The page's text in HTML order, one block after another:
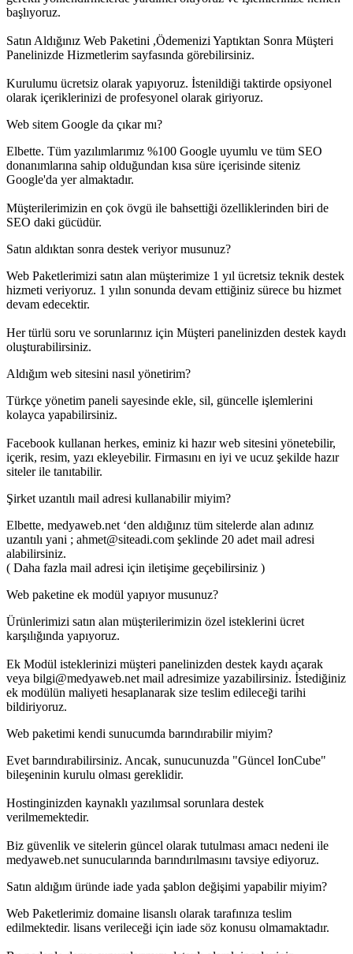
başlıyoruz.
Satın Aldığınız Web Paketini ,Ödemenizi Yaptıktan Sonra Müşteri
Panelinizde Hizmetlerim sayfasında görebilirsiniz.
Kurulumu ücretsiz olarak yapıyoruz. İstenildiği taktirde opsiyonel
olarak içeriklerinizi de profesyonel olarak giriyoruz.
Web sitem Google da çıkar mı?
Elbette. Tüm yazılımlarımız %100 Google uyumlu ve tüm SEO
donanımlarına sahip olduğundan kısa süre içerisinde siteniz
Google'da yer almaktadır.
Müşterilerimizin en çok övgü ile bahsettiği özelliklerinden biri de
SEO daki gücüdür.
Satın aldıktan sonra destek veriyor musunuz?
Web Paketlerimizi satın alan müşterimize 1 yıl ücretsiz teknik destek
hizmeti veriyoruz. 1 yılın sonunda devam ettiğiniz sürece bu hizmet
devam edecektir.
Her türlü soru ve sorunlarınız için Müşteri panelinizden destek kaydı
oluşturabilirsiniz.
Aldığım web sitesini nasıl yönetirim?
Türkçe yönetim paneli sayesinde ekle, sil, güncelle işlemlerini
kolayca yapabilirsiniz.
Facebook kullanan herkes, eminiz ki hazır web sitesini yönetebilir,
içerik, resim, yazı ekleyebilir. Firmasını en iyi ve ucuz şekilde hazır
siteler ile tanıtabilir.
Şirket uzantılı mail adresi kullanabilir miyim?
Elbette, medyaweb.net ‘den aldığınız tüm sitelerde alan adınız
uzantılı yani ; ahmet@siteadi.com şeklinde 20 adet mail adresi
alabilirsiniz.
( Daha fazla mail adresi için iletişime geçebilirsiniz )
Web paketine ek modül yapıyor musunuz?
Ürünlerimizi satın alan müşterilerimizin özel isteklerini ücret
karşılığında yapıyoruz.
Ek Modül isteklerinizi müşteri panelinizden destek kaydı açarak
veya bilgi@medyaweb.net mail adresimize yazabilirsiniz. İstediğiniz
ek modülün maliyeti hesaplanarak size teslim edileceği tarihi
bildiriyoruz.
Web paketimi kendi sunucumda barındırabilir miyim?
Evet barındırabilirsiniz. Ancak, sunucunuzda "Güncel IonCube"
bileşeninin kurulu olması gereklidir.
Hostinginizden kaynaklı yazılımsal sorunlara destek
verilmemektedir.
Biz güvenlik ve sitelerin güncel olarak tutulması amacı nedeni ile
medyaweb.net sunucularında barındırılmasını tavsiye ediyoruz.
Satın aldığım üründe iade yada şablon değişimi yapabilir miyim?
Web Paketlerimiz domaine lisanslı olarak tarafınıza teslim
edilmektedir. lisans verileceği için iade söz konusu olmamaktadır.